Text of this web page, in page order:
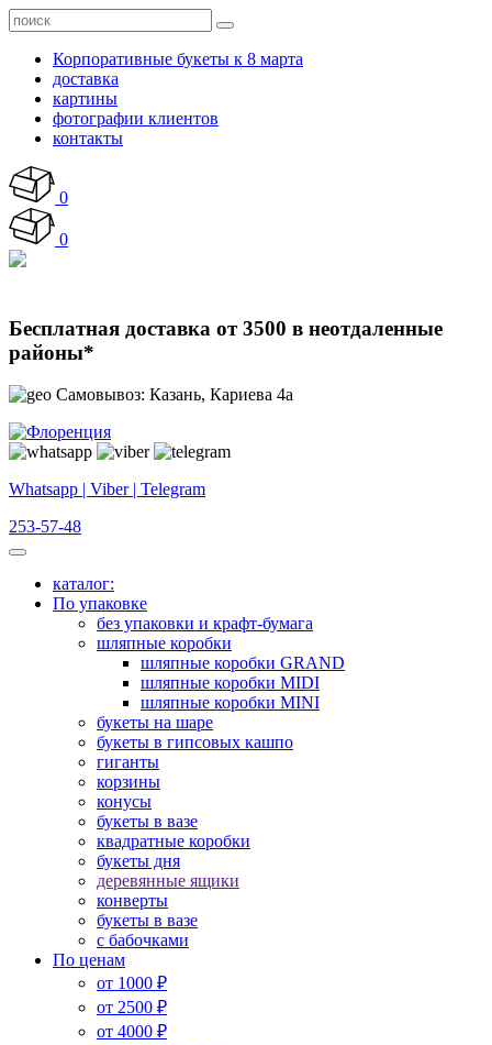
Корпоративные букеты к 8 марта
доставка
картины
фотографии клиентов
контакты
0
0
Бесплатная доставка от 3500 в неотдаленные
районы*
Самовывоз: Казань, Кариева 4а
Whatsapp | Viber | Telegram
253-57-48
каталог:
По упаковке
без упаковки и крафт-бумага
шляпные коробки
шляпные коробки GRAND
шляпные коробки MIDI
шляпные коробки MINI
букеты на шаре
букеты в гипсовых кашпо
гиганты
корзины
конусы
букеты в вазе
квадратные коробки
букеты дня
деревянные ящики
конверты
букеты в вазе
с бабочками
По ценам
от 1000 ₽
от 2500 ₽
от 4000 ₽